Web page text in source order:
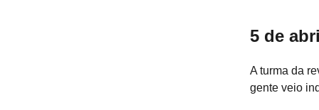
5 de
A turma da
gente veio